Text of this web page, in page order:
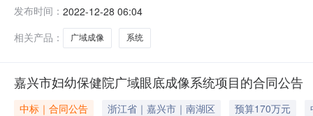
司地址：浙江省嘉兴市南湖区大桥镇亚太路906号（中
发布时间： 2022-12-28 06:04
相关产品：
广域成像 系统
嘉兴市妇幼保健院广域眼底成像系统项目的合同公告
中标｜合同公告 浙江省｜嘉兴市｜南湖区 预算170万元